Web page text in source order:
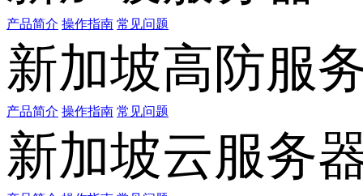
产品简介 操作指南 常见问题
新加坡高防服
产品简介 操作指南 常见问题
新加坡云服务